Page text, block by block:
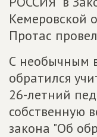
Кемеровской
Протас
С необычным
обратился
26-летний
собственную
закона "Об